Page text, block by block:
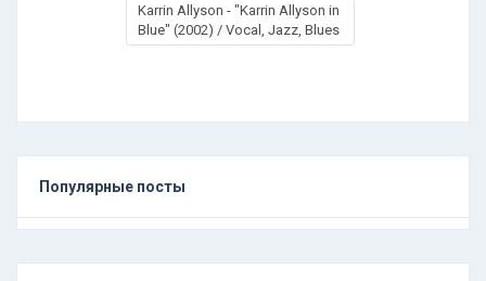
Karrin Allyson - "Karrin Allyson in
Blue" (2002) / Vocal, Jazz, Blues
Популярные посты